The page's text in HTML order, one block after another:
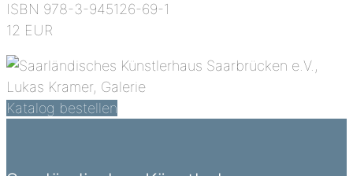
ISBN 978-3-945126-69-1
12 EUR
Katalog bestellen